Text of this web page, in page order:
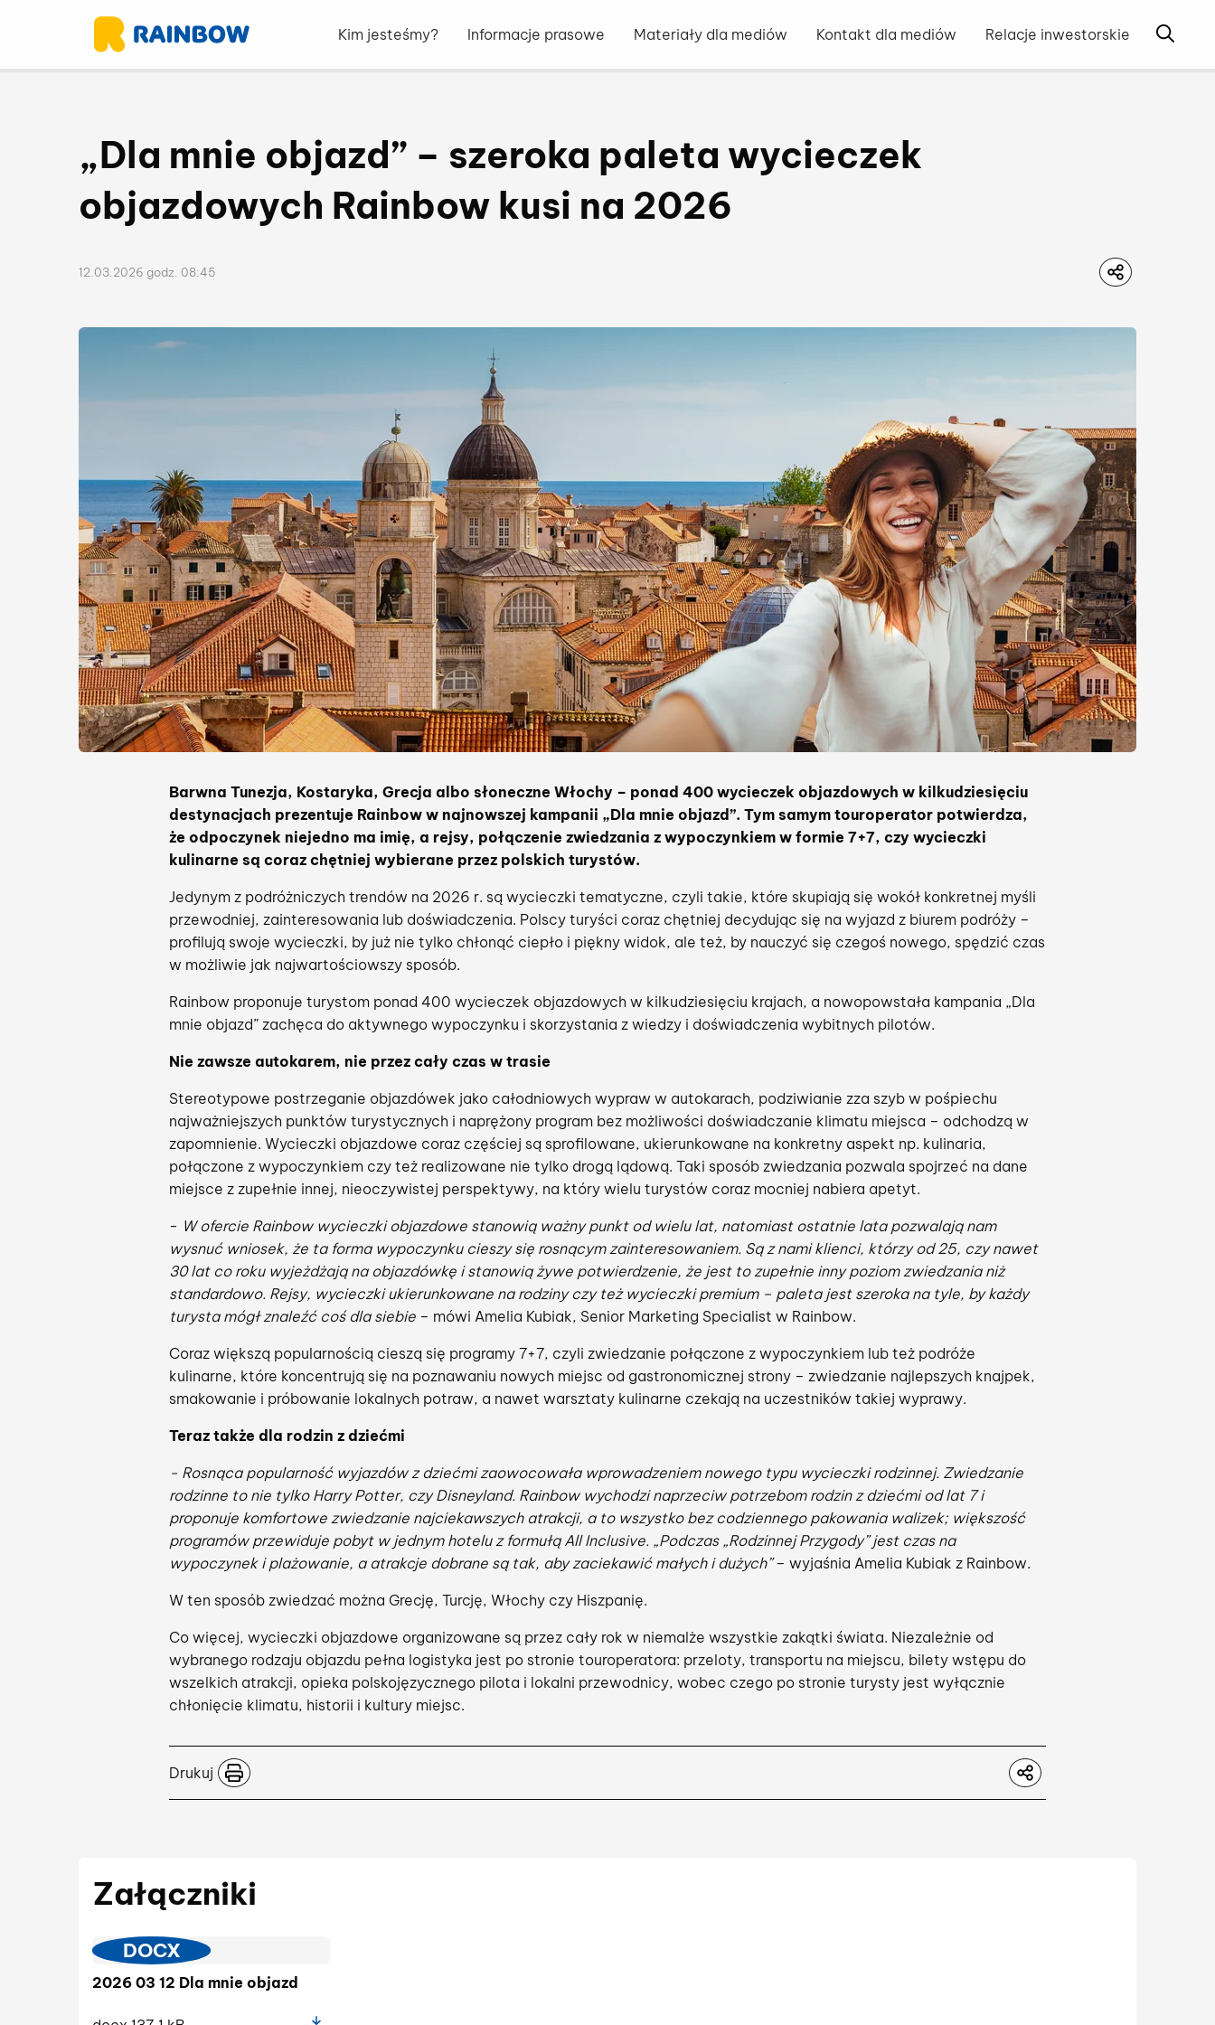
Kim jesteśmy? Informacje prasowe Materiały dla mediów Kontakt dla mediów Relacje inwestorskie Otwórz
„Dla mnie objazd” – szeroka paleta wycieczek
objazdowych Rainbow kusi na 2026
12.03.2026 godz. 08:45
Barwna Tunezja, Kostaryka, Grecja albo słoneczne Włochy – ponad 400 wycieczek objazdowych w kilkudziesięciu
destynacjach prezentuje Rainbow w najnowszej kampanii „Dla mnie objazd”. Tym samym touroperator potwierdza,
że odpoczynek niejedno ma imię, a rejsy, połączenie zwiedzania z wypoczynkiem w formie 7+7, czy wycieczki
kulinarne są coraz chętniej wybierane przez polskich turystów.
Jedynym z podróżniczych trendów na 2026 r. są wycieczki tematyczne, czyli takie, które skupiają się wokół konkretnej myśli
przewodniej, zainteresowania lub doświadczenia. Polscy turyści coraz chętniej decydując się na wyjazd z biurem podróży –
profilują swoje wycieczki, by już nie tylko chłonąć ciepło i piękny widok, ale też, by nauczyć się czegoś nowego, spędzić czas
w możliwie jak najwartościowszy sposób.
Rainbow proponuje turystom ponad 400 wycieczek objazdowych w kilkudziesięciu krajach, a nowopowstała kampania „Dla
mnie objazd” zachęca do aktywnego wypoczynku i skorzystania z wiedzy i doświadczenia wybitnych pilotów.
Nie zawsze autokarem, nie przez cały czas w trasie
Stereotypowe postrzeganie objazdówek jako całodniowych wypraw w autokarach, podziwianie zza szyb w pośpiechu
najważniejszych punktów turystycznych i naprężony program bez możliwości doświadczanie klimatu miejsca – odchodzą w
zapomnienie. Wycieczki objazdowe coraz częściej są sprofilowane, ukierunkowane na konkretny aspekt np. kulinaria,
połączone z wypoczynkiem czy też realizowane nie tylko drogą lądową. Taki sposób zwiedzania pozwala spojrzeć na dane
miejsce z zupełnie innej, nieoczywistej perspektywy, na który wielu turystów coraz mocniej nabiera apetyt.
- W ofercie Rainbow wycieczki objazdowe stanowią ważny punkt od wielu lat, natomiast ostatnie lata pozwalają nam
wysnuć wniosek, że ta forma wypoczynku cieszy się rosnącym zainteresowaniem. Są z nami klienci, którzy od 25, czy nawet
30 lat co roku wyjeżdżają na objazdówkę i stanowią żywe potwierdzenie, że jest to zupełnie inny poziom zwiedzania niż
standardowo. Rejsy, wycieczki ukierunkowane na rodziny czy też wycieczki premium – paleta jest szeroka na tyle, by każdy
turysta mógł znaleźć coś dla siebie – mówi Amelia Kubiak, Senior Marketing Specialist w Rainbow.
Coraz większą popularnością cieszą się programy 7+7, czyli zwiedzanie połączone z wypoczynkiem lub też podróże
kulinarne, które koncentrują się na poznawaniu nowych miejsc od gastronomicznej strony – zwiedzanie najlepszych knajpek,
smakowanie i próbowanie lokalnych potraw, a nawet warsztaty kulinarne czekają na uczestników takiej wyprawy.
Teraz także dla rodzin z dziećmi
- Rosnąca popularność wyjazdów z dziećmi zaowocowała wprowadzeniem nowego typu wycieczki rodzinnej. Zwiedzanie
rodzinne to nie tylko Harry Potter, czy Disneyland. Rainbow wychodzi naprzeciw potrzebom rodzin z dziećmi od lat 7 i
proponuje komfortowe zwiedzanie najciekawszych atrakcji, a to wszystko bez codziennego pakowania walizek; większość
programów przewiduje pobyt w jednym hotelu z formułą All Inclusive. „Podczas „Rodzinnej Przygody” jest czas na
wypoczynek i plażowanie, a atrakcje dobrane są tak, aby zaciekawić małych i dużych”– wyjaśnia Amelia Kubiak z Rainbow.
W ten sposób zwiedzać można Grecję, Turcję, Włochy czy Hiszpanię.
Co więcej, wycieczki objazdowe organizowane są przez cały rok w niemalże wszystkie zakątki świata. Niezależnie od
wybranego rodzaju objazdu pełna logistyka jest po stronie touroperatora: przeloty, transportu na miejscu, bilety wstępu do
wszelkich atrakcji, opieka polskojęzycznego pilota i lokalni przewodnicy, wobec czego po stronie turysty jest wyłącznie
chłonięcie klimatu, historii i kultury miejsc.
Drukuj
Załączniki
DOCX
2026 03 12 Dla mnie objazd